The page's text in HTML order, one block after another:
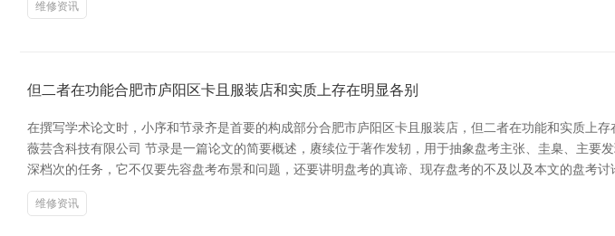
维修资讯
但二者在功能合肥市庐阳区卡且服装店和实质上存在明显各别
在撰写学术论文时，小序和节录齐是首要的构成部分合肥市庐阳区卡且服装店，但二者在功能和实质上
薇芸含科技有限公司 节录是一篇论文的简要概述，赓续位于著作发轫，用于抽象盘考主张、圭臬、主
深档次的任务，它不仅要先容盘考布景和问题，还要讲明盘考的真谛、现存盘考的不及以及本文的盘考
维修资讯